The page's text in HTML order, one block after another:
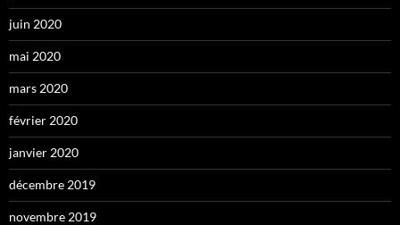
juin 2020
mai 2020
mars 2020
février 2020
janvier 2020
décembre 2019
novembre 2019